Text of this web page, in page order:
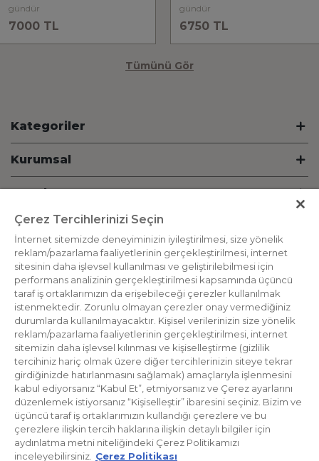
gündür
7000 TL
gündür
6750 TL
Tümünü Gör
Kategoriler
Kurumsal
Hesabım
Bilgi
İletişim
Destek Hattı
Bizden Haberdar Olun
Çerez Tercihlerinizi Seçin
İnternet sitemizde deneyiminizin iyileştirilmesi, size yönelik
reklam/pazarlama faaliyetlerinin gerçekleştirilmesi, internet
sitesinin daha işlevsel kullanılması ve geliştirilebilmesi için
performans analizinin gerçekleştirilmesi kapsamında üçüncü
taraf iş ortaklarımızın da erişebileceği çerezler kullanılmak
istenmektedir. Zorunlu olmayan çerezler onay vermediğiniz
durumlarda kullanılmayacaktır. Kişisel verilerinizin size yönelik
reklam/pazarlama faaliyetlerinin gerçekleştirilmesi, internet
sitemizin daha işlevsel kılınması ve kişiselleştirme (gizlilik
tercihiniz hariç olmak üzere diğer tercihlerinizin siteye tekrar
girdiğinizde hatırlanmasını sağlamak) amaçlarıyla işlenmesini
kabul ediyorsanız “Kabul Et”, etmiyorsanız ve Çerez ayarlarını
düzenlemek istiyorsanız “Kişiselleştir” ibaresini seçiniz. Bizim ve
üçüncü taraf iş ortaklarımızın kullandığı çerezlere ve bu
çerezlere ilişkin tercih haklarına ilişkin detaylı bilgiler için
aydınlatma metni niteliğindeki Çerez Politikamızı
inceleyebilirsiniz. Çerez Politikası